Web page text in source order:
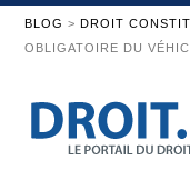
BLOG > DROIT
OBLIGATOIRE DU